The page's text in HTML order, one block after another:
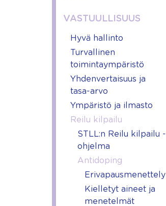
VASTUULLISUUS
Hyvä hallinto
Turvallinen
toimintaympäristö
Yhdenvertaisuus ja
tasa-arvo
Ympäristö ja ilmasto
Reilu kilpailu
STLL:n Reilu kilpailu -
ohjelma
Antidoping
Erivapausmenettely
Kielletyt aineet ja
menetelmät